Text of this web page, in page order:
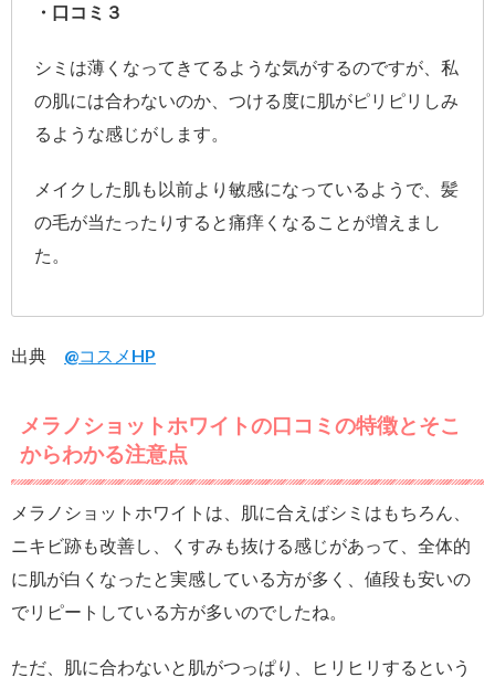
・口コミ３
シミは薄くなってきてるような気がするのですが、私
の肌には合わないのか、つける度に肌がピリピリしみ
るような感じがします。
メイクした肌も以前より敏感になっているようで、髪
の毛が当たったりすると痛痒くなることが増えまし
た。
出典 @コスメHP
メラノショットホワイトの口コミの特徴とそこ
からわかる注意点
メラノショットホワイトは、肌に合えばシミはもちろん、
ニキビ跡も改善し、くすみも抜ける感じがあって、全体的
に肌が白くなったと実感している方が多く、値段も安いの
でリピートしている方が多いのでしたね。
ただ、肌に合わないと肌がつっぱり、ヒリヒリするという